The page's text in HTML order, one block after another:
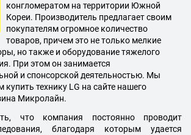
конгломератом на территории Южной
Кореи. Производитель предлагает своим
покупателям огромное количество
товаров, причем это не только мелкие
но также и оборудование тяжелого
При этом он занимается
и спонсорской деятельностью. Мы
купить технику LG на сайте нашего
Микролайн.
что компания постоянно проводит
благодаря которым удается